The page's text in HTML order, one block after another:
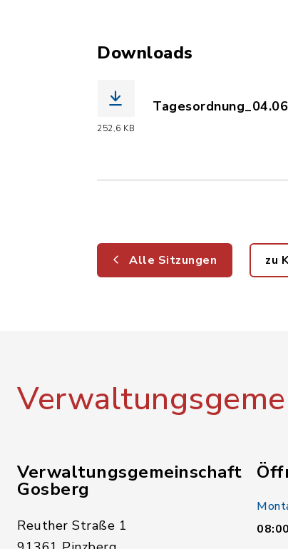
Downloads
252,6 KB
Alle Sitzungen zu
Verwaltungsgemeinschaft
Gosberg
Reuther Straße 1